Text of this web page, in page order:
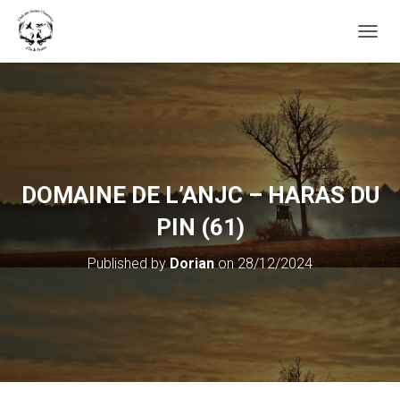
DOMAINE DE L’ANJC – HARAS DU
PIN (61)
Published byDorianon28/12/2024